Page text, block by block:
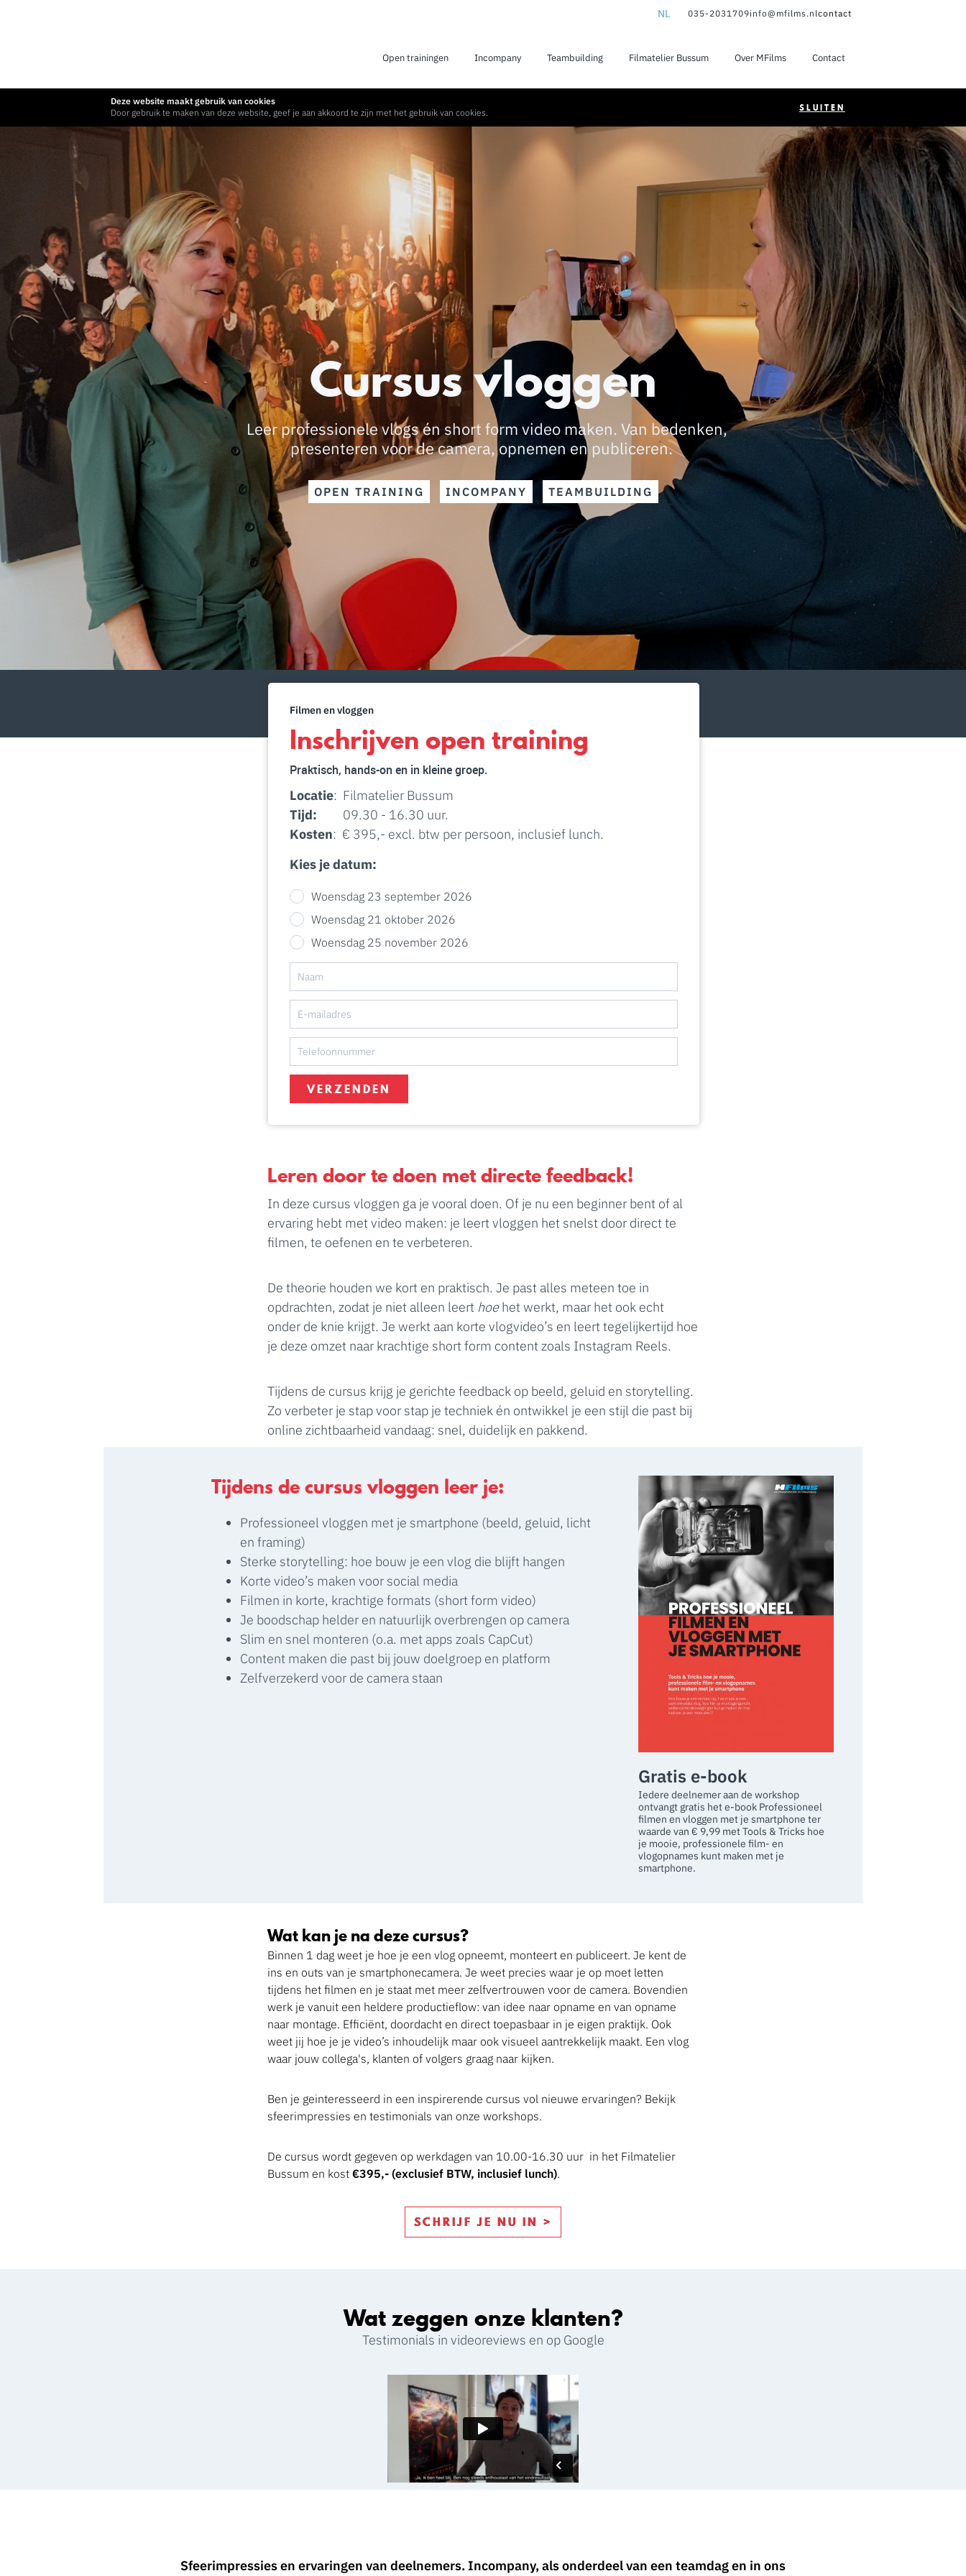
NL 035-2031709info@mfilms.nlcontact
Open trainingen Incompany Teambuilding Filmatelier Bussum Over MFilms Contact
Deze website maakt gebruik van cookies
Door gebruik te maken van deze website, geef je aan akkoord te zijn met het gebruik van cookies.
SLUITEN
Cursus vloggen
Leer professionele vlogs én short form video maken. Van bedenken,
presenteren voor de camera, opnemen en publiceren.
OPEN TRAINING INCOMPANY TEAMBUILDING
Filmen en vloggen
Inschrijven open training
Praktisch, hands-on en in kleine groep.
Locatie: Filmatelier Bussum
Tijd: 09.30 - 16.30 uur.
Kosten: € 395,- excl. btw per persoon, inclusief lunch.
Kies je datum:
Woensdag 23 september 2026
Woensdag 21 oktober 2026
Woensdag 25 november 2026
VERZENDEN
Leren door te doen met directe feedback!
In deze cursus vloggen ga je vooral doen. Of je nu een beginner bent of al
ervaring hebt met video maken: je leert vloggen het snelst door direct te
filmen, te oefenen en te verbeteren.
De theorie houden we kort en praktisch. Je past alles meteen toe in
opdrachten, zodat je niet alleen leert hoehet werkt, maar het ook echt
onder de knie krijgt. Je werkt aan korte vlogvideo’s en leert tegelijkertijd hoe
je deze omzet naar krachtige short form content zoals Instagram Reels.
Tijdens de cursus krijg je gerichte feedback op beeld, geluid en storytelling.
Zo verbeter je stap voor stap je techniek én ontwikkel je een stijl die past bij
online zichtbaarheid vandaag: snel, duidelijk en pakkend.
Tijdens de cursus vloggen leer je:
Professioneel vloggen met je smartphone (beeld, geluid, licht
en framing)
Sterke storytelling: hoe bouw je een vlog die blijft hangen
Korte video’s maken voor social media
Filmen in korte, krachtige formats (short form video)
Je boodschap helder en natuurlijk overbrengen op camera
Slim en snel monteren (o.a. met apps zoals CapCut)
Content maken die past bij jouw doelgroep en platform
Zelfverzekerd voor de camera staan
Gratis e-book
Iedere deelnemer aan de workshop
ontvangt gratis het e-book Professioneel
filmen en vloggen met je smartphone ter
waarde van € 9,99 met Tools & Tricks hoe
je mooie, professionele film- en
vlogopnames kunt maken met je
smartphone.
Wat kan je na deze cursus?
Binnen 1 dag weet je hoe je een vlog opneemt, monteert en publiceert. Je kent de
ins en outs van je smartphonecamera. Je weet precies waar je op moet letten
tijdens het filmen en je staat met meer zelfvertrouwen voor de camera. Bovendien
werk je vanuit een heldere productieflow: van idee naar opname en van opname
naar montage. Efficiënt, doordacht en direct toepasbaar in je eigen praktijk. Ook
weet jij hoe je je video’s inhoudelijk maar ook visueel aantrekkelijk maakt. Een vlog
waar jouw collega's, klanten of volgers graag naar kijken.
Ben je geinteresseerd in een inspirerende cursus vol nieuwe ervaringen? Bekijk
sfeerimpressies en testimonials van onze workshops.
De cursus wordt gegeven op werkdagen van 10.00-16.30 uur in het Filmatelier
Bussum en kost €395,- (exclusief BTW, inclusief lunch).
SCHRIJF JE NU IN >
Wat zeggen onze klanten?
Testimonials in videoreviews en op Google
Sfeerimpressies en ervaringen van deelnemers. Incompany, als onderdeel van een teamdag en in ons